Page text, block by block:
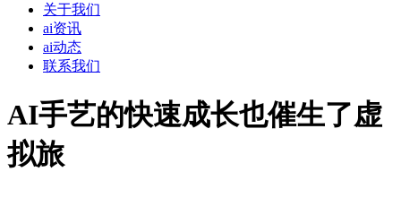
关于我们
ai资讯
ai动态
联系我们
AI手艺的快速成长也催生了虚
拟旅